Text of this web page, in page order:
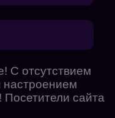
С отсутствием
настроением
сайта